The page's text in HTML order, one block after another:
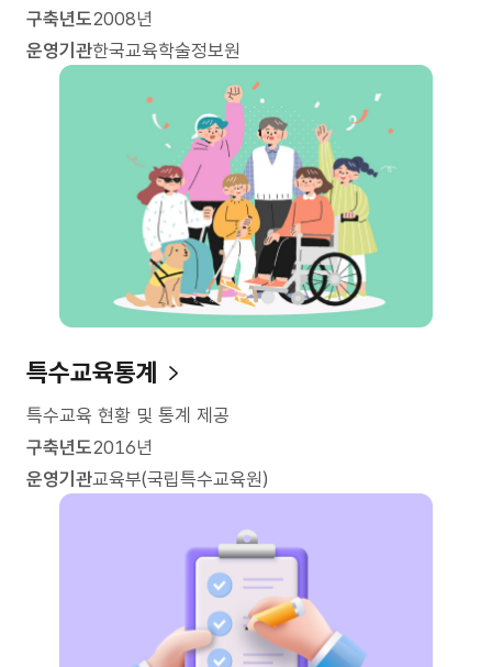
구축년도2008년
운영기관한국교육학술정보원
특수교육통계
특수교육 현황 및 통계 제공
구축년도2016년
운영기관교육부(국립특수교육원)